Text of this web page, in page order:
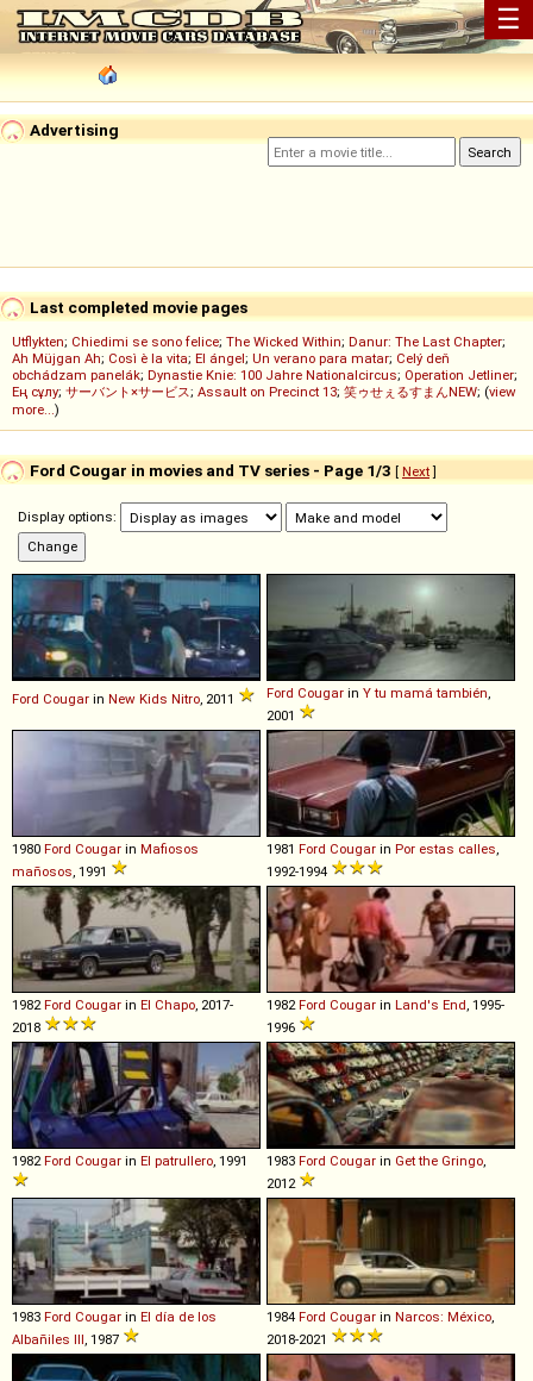
☰
Advertising
Last completed movie pages
Utflykten; Chiedimi se sono felice; The Wicked Within; Danur: The Last Chapter;
Ah Müjgan Ah; Così è la vita; El ángel; Un verano para matar; Celý deň
obchádzam panelák; Dynastie Knie: 100 Jahre Nationalcircus; Operation Jetliner;
Ең сұлу; サーバント×サービス; Assault on Precinct 13; 笑ゥせぇるすまんNEW; (view
more...)
Ford Cougar in movies and TV series - Page 1/3 [ Next]
Display options:
Ford Cougar in New Kids Nitro , 2011 Ford Cougar in Y tu mamá también
2001
1980 Ford Cougar in Mafiosos
mañosos , 1991
1981 Ford Cougar in Por estas calles
1992-1994
1982 Ford Cougar in El Chapo , 2017-
2018
1982 Ford Cougar in Land's End , 1995-
1996
1982 Ford Cougar in El patrullero , 1991 1983 Ford Cougar in Get the Gringo
2012
1983 Ford Cougar in El día de los
Albañiles III , 1987
1984 Ford Cougar in Narcos: México
2018-2021